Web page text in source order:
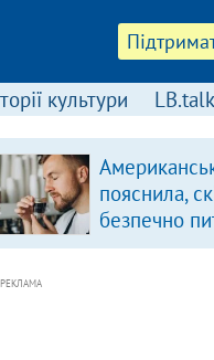
культури
пояснила,
безпечно
РЕКЛАМА